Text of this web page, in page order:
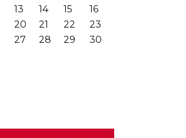
13 14 15
16
20 21 22
23
27 28 29
30